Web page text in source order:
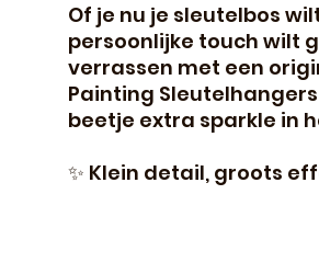
Of je nu je sleutelbos
persoonlijke touch wilt
verrassen met een
Painting
beetje extra sparkle in
✨ Klein detail, groots